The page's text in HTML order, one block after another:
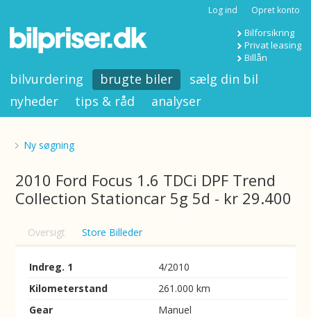
Log ind Opret konto
Bilforsikring
Privat leasing
Billån
bilvurdering brugte biler
sælg din bil
nyheder
tips & råd analyser
Ny søgning
2010 Ford Focus 1.6 TDCi DPF Trend
Collection Stationcar 5g 5d - kr 29.400
Oversigt Store Billeder
Indreg. 1
4/2010
Kilometerstand
261.000 km
Gear
Manuel